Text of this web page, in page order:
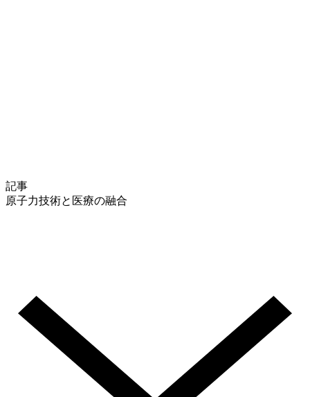
記事
原子力技術と医療の融合